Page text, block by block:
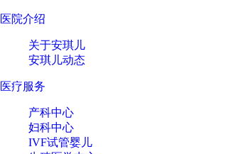
医院介绍
关于安琪儿
安琪儿动态
医疗服务
产科中心
妇科中心
IVF试管婴儿